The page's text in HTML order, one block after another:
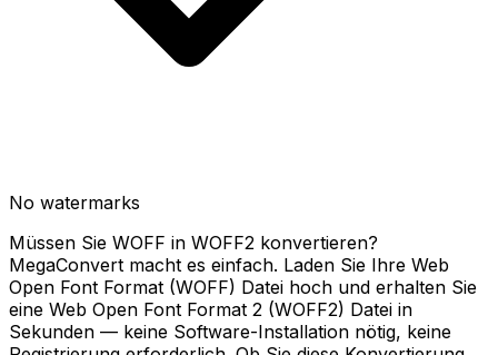
No watermarks
Müssen Sie WOFF in WOFF2 konvertieren?
MegaConvert macht es einfach. Laden Sie Ihre Web
Open Font Format (WOFF) Datei hoch und erhalten Sie
eine Web Open Font Format 2 (WOFF2) Datei in
Sekunden — keine Software-Installation nötig, keine